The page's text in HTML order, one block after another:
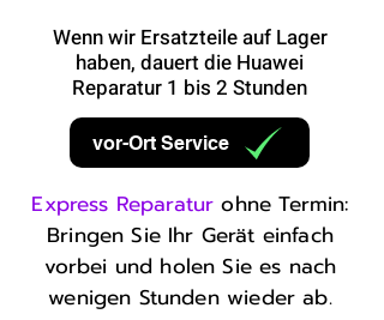
Wenn wir Ersatzteile auf Lager
haben, dauert die Huawei
Reparatur 1 bis 2 Stunden
vor-Ort Service
Express Reparatur ohne Termin:
Bringen Sie Ihr Gerät einfach
vorbei und holen Sie es nach
wenigen Stunden wieder ab.